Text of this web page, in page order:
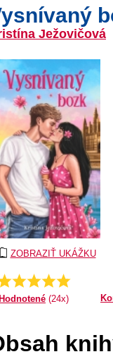
Ježovičová
ZOBRAZIŤ UKÁŽKU
Priemer:
4.75
Hodnotené (24x)